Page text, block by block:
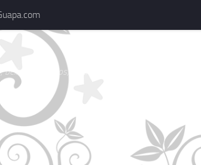
belleza, consejos, actualidad, marcas